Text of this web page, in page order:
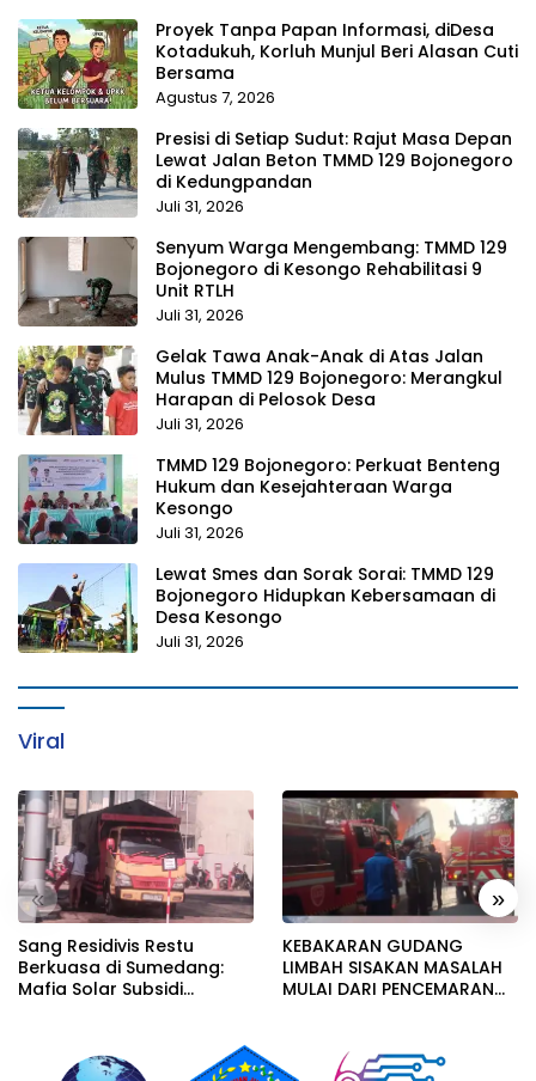
Proyek Tanpa Papan Informasi, diDesa
Kotadukuh, Korluh Munjul Beri Alasan Cuti
Bersama
Agustus 7, 2026
Presisi di Setiap Sudut: Rajut Masa Depan
Lewat Jalan Beton TMMD 129 Bojonegoro
di Kedungpandan
Juli 31, 2026
Senyum Warga Mengembang: TMMD 129
Bojonegoro di Kesongo Rehabilitasi 9
Unit RTLH
Juli 31, 2026
Gelak Tawa Anak-Anak di Atas Jalan
Mulus TMMD 129 Bojonegoro: Merangkul
Harapan di Pelosok Desa
Juli 31, 2026
TMMD 129 Bojonegoro: Perkuat Benteng
Hukum dan Kesejahteraan Warga
Kesongo
Juli 31, 2026
Lewat Smes dan Sorak Sorai: TMMD 129
Bojonegoro Hidupkan Kebersamaan di
Desa Kesongo
Juli 31, 2026
Viral
« »
Sang Residivis Restu
Berkuasa di Sumedang:
Mafia Solar Subsidi
Bungkam
KEBAKARAN GUDANG
LIMBAH SISAKAN MASALAH
MULAI DARI PENCEMARAN
IZIN LINGKUNGAN